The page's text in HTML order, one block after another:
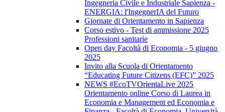
Ingegneria Civile e Industriale Sapienza -
ENERGIA: l'IngegnerIA del Futuro
Giornate di Orientamento in Sapienza
Corso estivo - Test di ammissione 2025
Professioni sanitarie
Open day Facoltà di Economia - 5 giugno
2025
Invito alla Scuola di Orientamento
“Educating Future Citizens (EFC)” 2025
NEWS #EcoTVOrientaLive 2025
Orientamento online Corso di Laurea in
Economia e Management ed Economia e